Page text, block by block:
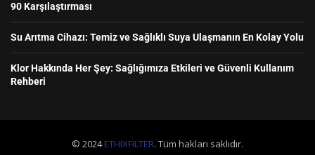
90 Karşılaştırması
Su Arıtma Cihazı: Temiz ve Sağlıklı Suya Ulaşmanın En Kolay Yolu
Klor Hakkında Her Şey: Sağlığımıza Etkileri ve Güvenli Kullanım
Rehberi
© 2024ETHIXFILTER. Tüm hakları saklıdır.